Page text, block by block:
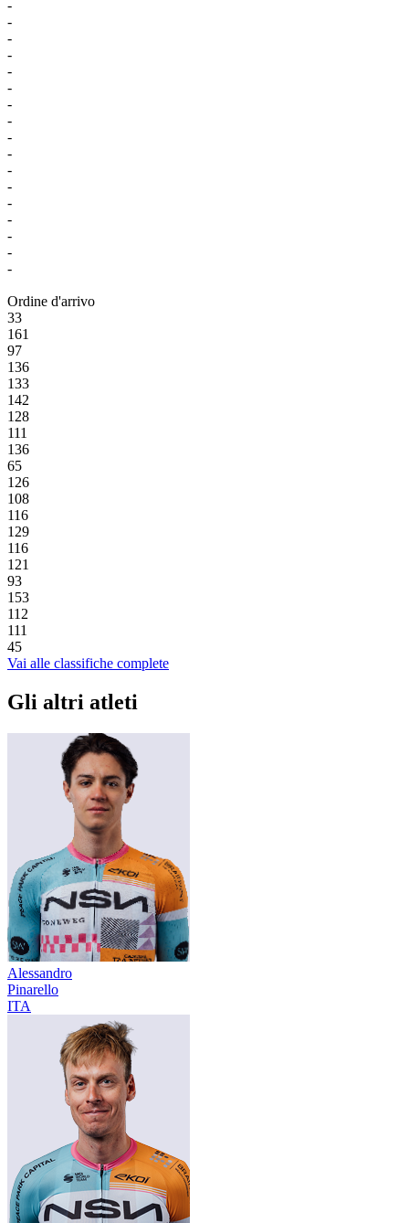
-
-
-
-
-
-
-
-
-
-
-
-
-
-
-
-
-
Ordine d'arrivo
33
161
97
136
133
142
128
111
136
65
126
108
116
129
116
121
93
153
112
111
45
Vai alle classifiche complete
Gli altri atleti
Alessandro
Pinarello
ITA